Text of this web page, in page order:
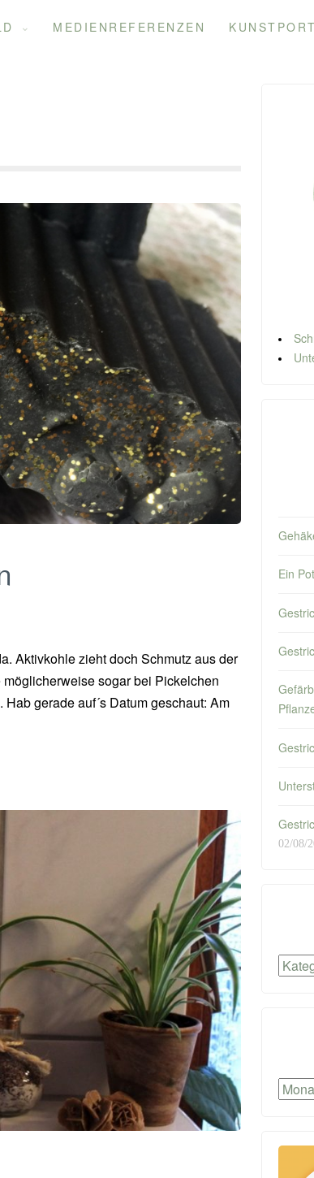
MEDIENREFERENZEN
Aktivkohle zieht doch Schmutz aus der
sogar bei Pickelchen
gerade auf´s Datum geschaut: Am
Ein
02/08/
Archiv